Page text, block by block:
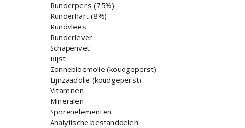
Runderpens (75%)
Runderhart (8%)
Rundvlees
Runderlever
Schapenvet
Rijst
Zonnebloemolie (koudgeperst)
Lijnzaadolie (koudgeperst)
Vitaminen
Mineralen
Sporenelementen.
Analytische bestanddelen: